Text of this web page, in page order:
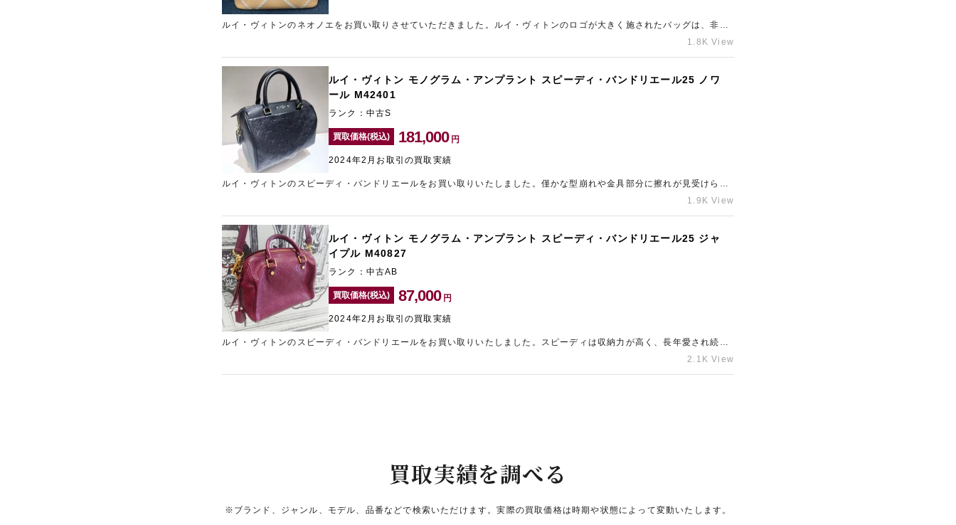
買取実績を調べる
※ブランド、ジャンル、モデル、品番などで検索いただけます。実際の買取価格は時期や状態によって変動いたします。
ルイ・ヴィトンのネオノエをお買い取りさせていただきました。ルイ・ヴィトンのロゴが大きく施されたバッグは、非常
に人気があります。若干の使用感が見受けられましたが、全体的にとてもきれいな状態でしたので、精一杯の金額をご提
1.8K View
ルイ・ヴィトン モノグラム・アンプラント スピーディ・バンドリエール25 ノワ
ール M42401
ランク：中古S
買取価格(税込) 181,000 円
2024年2月お取引の買取実績
ルイ・ヴィトンのスピーディ・バンドリエールをお買い取りいたしました。僅かな型崩れや金具部分に擦れが見受けられ
ましたが、需要の高いお品物のため精一杯の金額をご提示させていただきました。使用する機会のなくなってしまったブ
1.9K View
ルイ・ヴィトン モノグラム・アンプラント スピーディ・バンドリエール25 ジャ
イプル M40827
ランク：中古AB
買取価格(税込) 87,000 円
2024年2月お取引の買取実績
ルイ・ヴィトンのスピーディ・バンドリエールをお買い取りいたしました。スピーディは収納力が高く、長年愛され続け
ているシリーズです。ご愛用されていたお品物で擦れや傷などが見受けられましたが、ルイ・ヴィトンのバッグはお求め
2.1K View